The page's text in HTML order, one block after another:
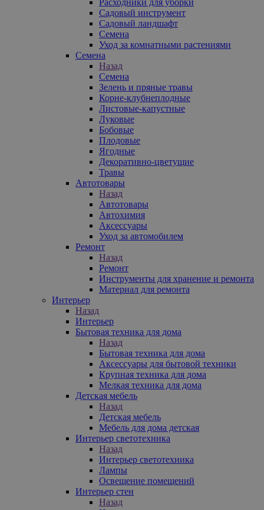
Садовый инструмент
Садовый ландшафт
Семена
Уход за комнатными растениями
Семена
Назад
Семена
Зелень и пряные травы
Корне-клубнеплодные
Листовые-капустные
Луковые
Бобовые
Плодовые
Ягодные
Декоративно-цветущие
Травы
Автотовары
Назад
Автотовары
Автохимия
Аксессуары
Уход за автомобилем
Ремонт
Назад
Ремонт
Инструменты для хранение и ремонта
Материал для ремонта
Интерьер
Назад
Интерьер
Бытовая техника для дома
Назад
Бытовая техника для дома
Аксессуары для бытовой техники
Крупная техника для дома
Мелкая техника для дома
Детская мебель
Назад
Детская мебель
Мебель для дома детская
Интерьер светотехника
Назад
Интерьер светотехника
Лампы
Освещение помещений
Интерьер стен
Назад